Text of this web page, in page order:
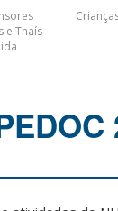
e Thaís